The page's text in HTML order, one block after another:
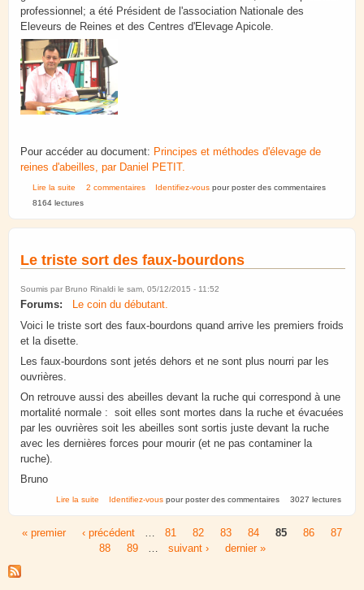
professionnel; a été Président de l'association Nationale des
Eleveurs de Reines et des Centres d'Elevage Apicole.
Pour accéder au document: Principes et méthodes d'élevage de
reines d'abeilles, par Daniel PETIT.
Lire la suite de Principes et méthodes d'élevage de reines d'abeilles
2 commentaires Identifiez-vous pour poster des commentaires
8164 lectures
Le triste sort des faux-bourdons
Soumis par Bruno Rinaldi le sam, 05/12/2015 - 11:52
Forums:
Le coin du débutant.
Voici le triste sort des faux-bourdons quand arrive les premiers froids
et la disette.
Les faux-bourdons sont jetés dehors et ne sont plus nourri par les
ouvrières.
On retrouve aussi des abeilles devant la ruche qui correspond à une
mortalité normale : soit elles sont mortes dans la ruche et évacuées
par les ouvrières soit les abeilles sont sortis juste devant la ruche
avec les dernières forces pour mourir (et ne pas contaminer la
ruche).
Bruno
Lire la suite de Le triste sort des faux-bourdons
Identifiez-vous pour poster des commentaires 3027 lectures
« premier ‹ précédent 81 82 83 84 85 86
87
88
89 suivant › dernier »